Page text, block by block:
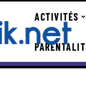
ACTIVITÉS